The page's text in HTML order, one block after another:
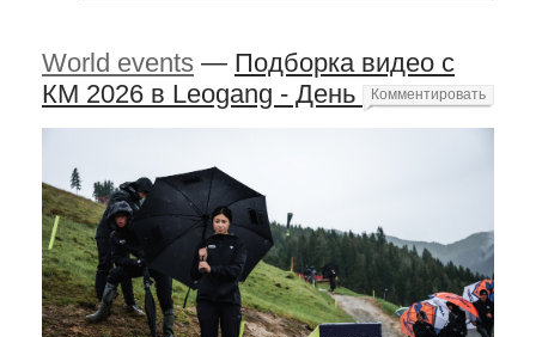
World events — Подборка видео с
КМ 2026 в Leogang - День 1Комментировать